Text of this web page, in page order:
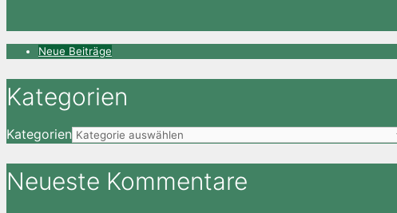
Neue Beiträge
Kategorien
Kategorien
Neueste Kommentare